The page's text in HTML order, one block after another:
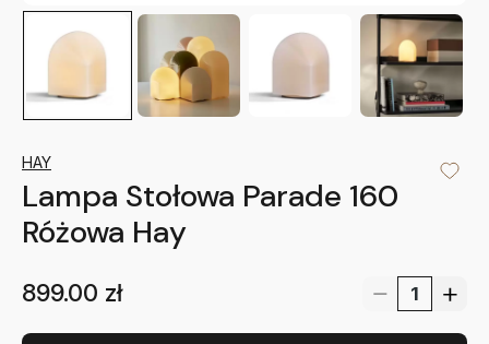
HAY
Lampa Stołowa Parade 160
Różowa Hay
899.00 zł